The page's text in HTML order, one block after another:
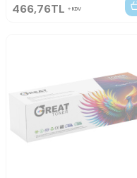
466,76TL KDV